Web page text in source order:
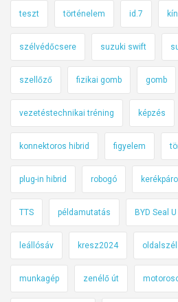
teszt történelem id.7
szélvédőcsere suzuki swift
szellőző fizikai gomb gomb
vezetéstechnikai tréning képzés
konnektoros hibrid figyelem
plug-in hibrid robogó
TTS példamutatás BYD Seal U
leállósáv kresz2024 oldalszél
munkagép zenélő út